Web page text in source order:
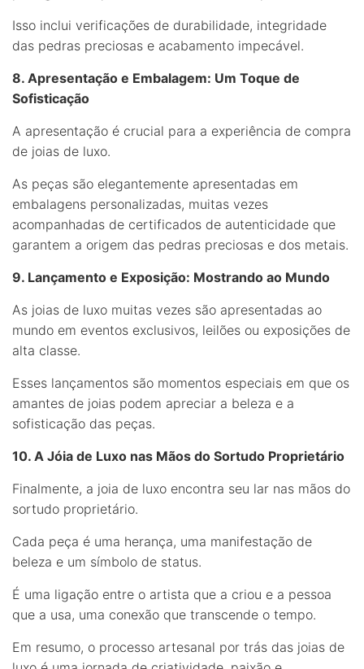
Isso inclui verificações de durabilidade, integridade
das pedras preciosas e acabamento impecável.
8. Apresentação e Embalagem: Um Toque de
Sofisticação
A apresentação é crucial para a experiência de compra
de joias de luxo.
As peças são elegantemente apresentadas em
embalagens personalizadas, muitas vezes
acompanhadas de certificados de autenticidade que
garantem a origem das pedras preciosas e dos metais.
9. Lançamento e Exposição: Mostrando ao Mundo
As joias de luxo muitas vezes são apresentadas ao
mundo em eventos exclusivos, leilões ou exposições de
alta classe.
Esses lançamentos são momentos especiais em que os
amantes de joias podem apreciar a beleza e a
sofisticação das peças.
10. A Jóia de Luxo nas Mãos do Sortudo Proprietário
Finalmente, a joia de luxo encontra seu lar nas mãos do
sortudo proprietário.
Cada peça é uma herança, uma manifestação de
beleza e um símbolo de status.
É uma ligação entre o artista que a criou e a pessoa
que a usa, uma conexão que transcende o tempo.
Em resumo, o processo artesanal por trás das joias de